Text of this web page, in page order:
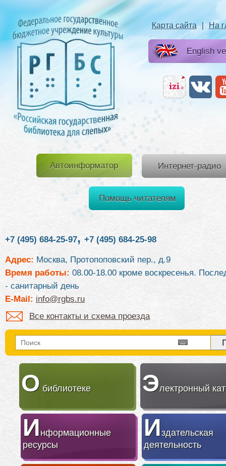
Карта сайта | На
English
Автоинформатор Интернет-радио
Помощь читателям
+7 (495) 684-25-97, +7 (495) 684-25-98
Адрес: Москва, Протопоповский пер., д.9
Время работы: 08.00-18.00 кроме воскресенья.
- санитарный день
E-Mail: info@rgbs.ru
Все контакты и схема проезда
О библиотеке Электронный
Информационные
ресурсы
Издательская
деятельность